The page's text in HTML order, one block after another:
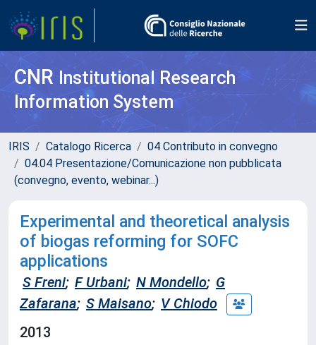
CNR Institutional Research
Information System
IRIS Catalogo Ricerca
04 Contributo in convegno
04.04 Presentazione/Comunicazione non pubblicata
(convegno, evento, webinar...)
Experimental and theoretical analysis
of biogas reforming for SOFC
applications
S Freni; F Urbani; N Mondello; G
Zafarana; S Maisano; V Chiodo
2013